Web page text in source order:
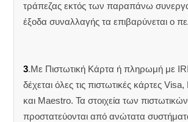
τράπεζας εκτός των παραπάνω
έξοδα συναλλαγής τα επιβαρύνεται ο
3.Με Πιστωτική Κάρτα ή πληρωμή με
δέχεται όλες τις πιστωτικές κάρτες
και Maestro. Τα στοιχεία των
προστατεύονται από ανώτατα